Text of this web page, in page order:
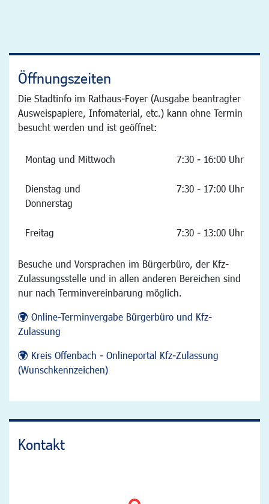
Öffnungszeiten
Die Stadtinfo im Rathaus-Foyer (Ausgabe beantragter
Ausweispapiere, Infomaterial, etc.) kann ohne Termin
besucht werden und ist geöffnet:
Montag und Mittwoch 7:30 - 16:00 Uhr
Dienstag und
Donnerstag
7:30 - 17:00 Uhr
Freitag 7:30 - 13:00 Uhr
Besuche und Vorsprachen im Bürgerbüro, der Kfz-
Zulassungsstelle und in allen anderen Bereichen sind
nur nach Terminvereinbarung möglich.
Online-Terminvergabe Bürgerbüro und Kfz-
Zulassung
Kreis Offenbach - Onlineportal Kfz-Zulassung
(Wunschkennzeichen)
Kontakt